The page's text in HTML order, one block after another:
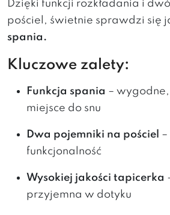
Dzięki funkcji rozkładania i
pościel, świetnie sprawdzi się
spania.
Kluczowe zalety:
Funkcja spania –
miejsce do snu
Dwa pojemniki na pościel
funkcjonalność
Wysokiej jakości tapicerka
przyjemna w dotyku